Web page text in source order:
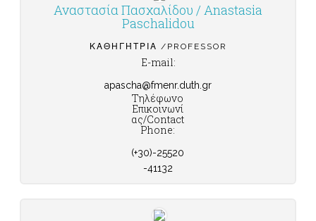
Αναστασία Πασχαλίδου / Anastasia
Paschalidou
ΚΑΘΗΓΉΤΡΙΑ /PROFESSOR
E-mail:
apascha@fmenr.duth.gr
Τηλέφωνο
Επικοινωνί
ας/Contact
Phone:
(+30)-25520
-41132